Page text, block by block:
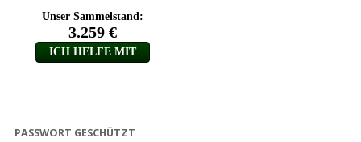
PASSWORT GESCHÜTZT